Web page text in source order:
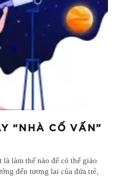
“NHÀ CỐ VẤN”
làm thế nào để có thể giáo
đến tương lai của đứa trẻ,